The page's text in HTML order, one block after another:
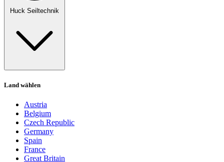
Huck Seiltechnik
Land wählen
Austria
Belgium
Czech Republic
Germany
Spain
France
Great Britain